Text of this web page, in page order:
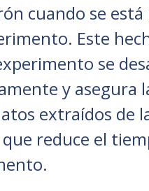
cuando se está
Este
se
y asegura
extraídos de
que reduce el